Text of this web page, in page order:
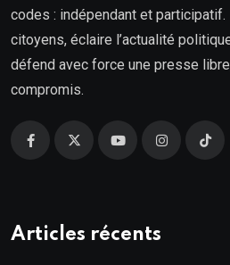
codes : indépendant et participatif.
citoyens, éclaire l’actualité
défend avec force une presse
compromis.
Articles récents